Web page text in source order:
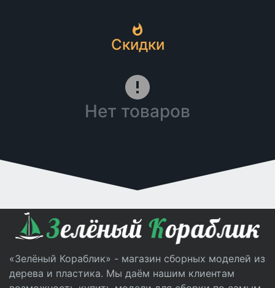
Скидки
Нет товаров
«Зелёный Кораблик» - магазин сборных моделей из
дерева и пластика. Мы даём нашим клиентам